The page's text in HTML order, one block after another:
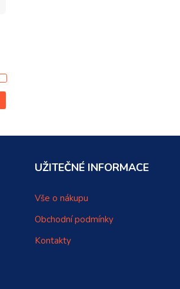
UŽITEČNÉ INFORMACE
Vše o nákupu
Obchodní podmínky
Kontakty